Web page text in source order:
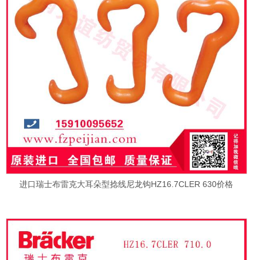
进口瑞士布雷克大耳朵型捻线尼龙钩HZ16.7CLER 630价格